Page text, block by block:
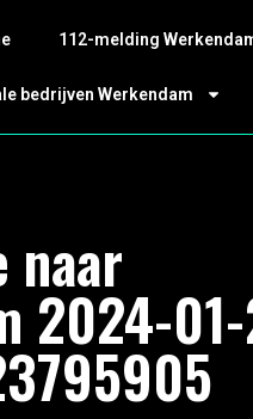
112-melding
bedrijven Werkendam
naar
2024-